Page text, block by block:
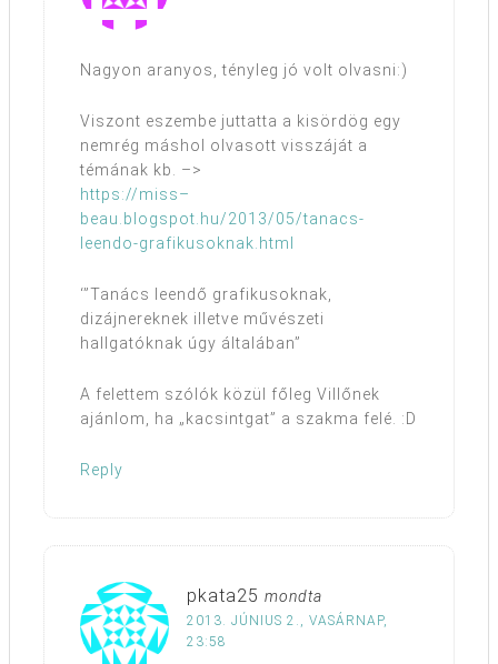
Nagyon aranyos, tényleg jó volt olvasni:)
Viszont eszembe juttatta a kisördög egy
nemrég máshol olvasott visszáját a
témának kb. –>
https://miss–
beau.blogspot.hu/2013/05/tanacs-
leendo-grafikusoknak.html
‘”Tanács leendő grafikusoknak,
dizájnereknek illetve művészeti
hallgatóknak úgy általában”
A felettem szólók közül főleg Villőnek
ajánlom, ha „kacsintgat” a szakma felé. :D
Reply
pkata25 mondta
2013. JÚNIUS 2., VASÁRNAP,
23:58